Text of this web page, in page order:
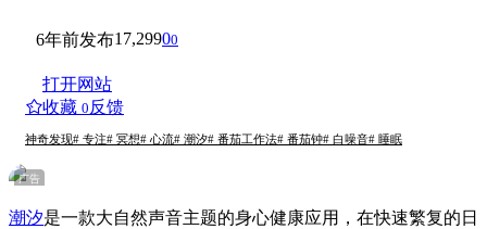
6年前发布17,29900
打开网站
收藏 0反馈
神奇发现# 专注# 冥想# 心流# 潮汐# 番茄工作法# 番茄钟# 白噪音# 睡眠
广告
潮汐是一款大自然声音主题的身心健康应用，在快速繁复的日